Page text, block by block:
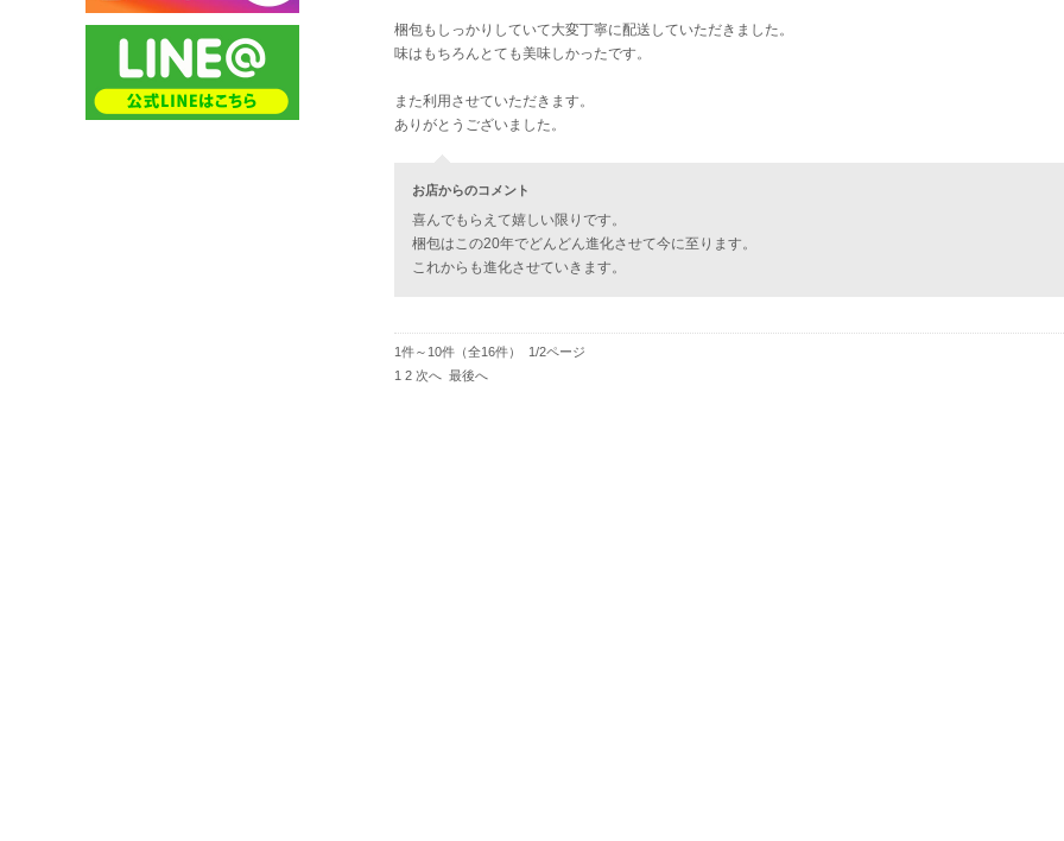
梱包もしっかりしていて大変丁寧に配送していただきました。
味はもちろんとても美味しかったです。
また利用させていただきます。
ありがとうございました。
お店からのコメント
喜んでもらえて嬉しい限りです。
梱包はこの20年でどんどん進化させて今に至ります。
これからも進化させていきます。
1件～10件（全16件） 1/2ページ
1 2 次へ 最後へ